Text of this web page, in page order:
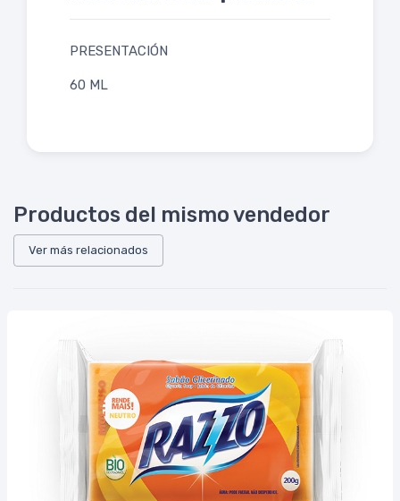
PRESENTACIÓN
60 ML
Productos del mismo vendedor
Ver más relacionados